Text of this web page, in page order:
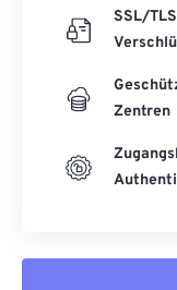
SSL/TLS
Zentren